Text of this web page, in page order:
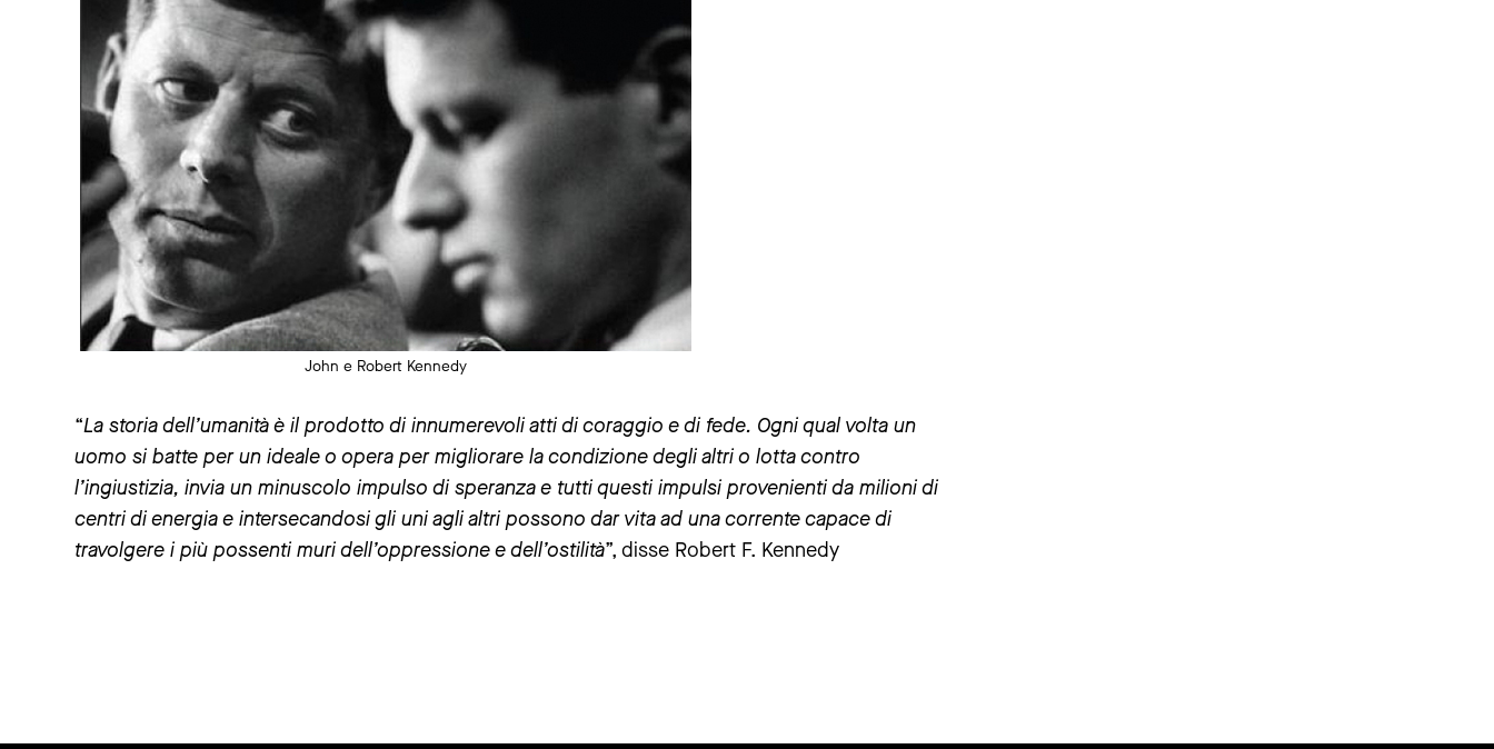
John e Robert Kennedy
“La storia dell’umanità è il prodotto di innumerevoli atti di coraggio e di fede. Ogni qual volta un
uomo si batte per un ideale o opera per migliorare la condizione degli altri o lotta contro
l’ingiustizia, invia un minuscolo impulso di speranza e tutti questi impulsi provenienti da milioni di
centri di energia e intersecandosi gli uni agli altri possono dar vita ad una corrente capace di
travolgere i più possenti muri dell’oppressione e dell’ostilità”, disse Robert F. Kennedy